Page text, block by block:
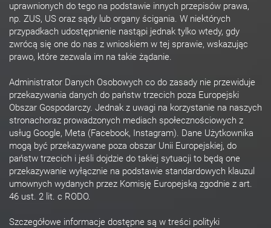
uprawnionych do tego na podstawie innych przepisów prawa,
np. ZUS, US oraz sądy lub organy ścigania. W niektórych
przypadkach udostępnienie nastąpi jednak tylko wtedy, gdy
zwrócą się one do nas z wnioskiem w tej sprawie, wskazując
prawo, które zezwala im na takie żądanie.
Administrator Danych Osobowych co do zasady nie przewiduje
przekazywania danych do państw trzecich poza Europejski
Obszar Gospodarczy. Jednak z uwagi na korzystanie na naszych
stronachoraz prowadzonych mediach społecznościowych z
usług Google, Meta (Facebook, Instagram). Dane Użytkownika
mogą być przekazywane poza obszar Unii Europejskiej, do
państw trzecich i jeśli dojdzie do takiej sytuacji to będą one
przekazywanie wyłącznie na podstawie standardowych klauzul
umownych wydanych przez Komisję Europejską zgodnie z art.
46 ust. 2 lit. c RODO.
Szczegółowe informacje dostępne są w treści polityki